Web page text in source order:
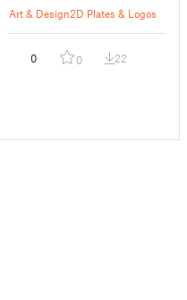
Art & Design2D Plates & Logos
0 0 22